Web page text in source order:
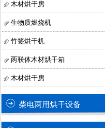
木材烘干房
生物质燃烧机
竹签烘干机
两联体木材烘干箱
木材烘干房
柴电两用烘干设备